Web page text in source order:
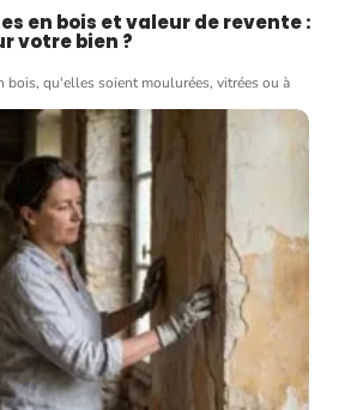
en bois et valeur de revente :
votre bien ?
bois, qu'elles soient moulurées, vitrées ou à